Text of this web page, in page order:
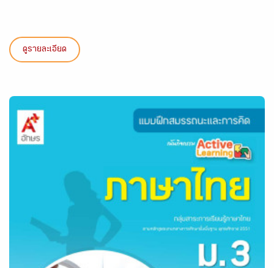
ดูรายละเอียด